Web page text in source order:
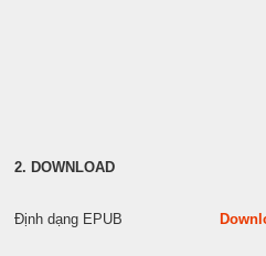
2. DOWNLOAD
Định dạng EPUB